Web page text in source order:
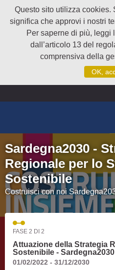
Questo sito utilizza cookies.
significa che approvi i nostri
Per saperne di più, leggi
dall’articolo 13 del
comprensiva della
OK,
Sardegna2030 -
Regionale per lo
Sostenibile
Costruisci con noi
FASE 2 DI 2
Attuazione della Strategia
Sostenibile - Sardegna2030
01/02/2022 - 31/12/2030